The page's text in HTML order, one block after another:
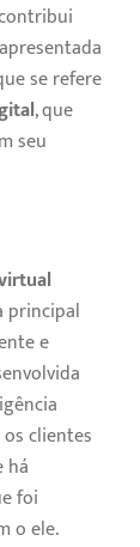
se refere
, que
seu
principal
e
clientes
há
foi
o ele.